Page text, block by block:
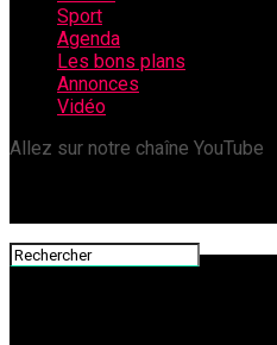
Sport
Agenda
Les bons plans
Annonces
Vidéo
Allez sur notre chaîne YouTube